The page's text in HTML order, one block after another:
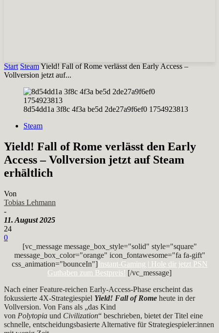
Start SteamYield! Fall of Rome verlässt den Early Access –
Vollversion jetzt auf...
8d54dd1a 3f8c 4f3a be5d 2de27a9f6ef0 1754923813
Steam
Yield! Fall of Rome verlässt den Early
Access – Vollversion jetzt auf Steam
erhältlich
Von
Tobias Lehmann
-
11. August 2025
24
0
[vc_message message_box_style="solid" style="square"
message_box_color="orange" icon_fontawesome="fa fa-gift"
css_animation="bounceIn"]Instant-Gaming | Hole dir jetzt PSN
Guthaben zum Bestpreis! [/vc_message]
Nach einer Feature-reichen Early-Access-Phase erscheint das
fokussierte 4X-Strategiespiel Yield! Fall of Rome heute in der
Vollversion. Von Fans als „das Kind
von Polytopia und Civilization“ beschrieben, bietet der Titel eine
schnelle, entscheidungsbasierte Alternative für Strategiespieler:innen